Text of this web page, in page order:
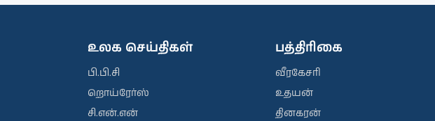
உலக செய்திகள்
பி.பி.சி
றொய்ரேர்ஸ்
சி.என்.என்
பத்திரிகை
வீரகேசரி
உதயன்
தினகரன்